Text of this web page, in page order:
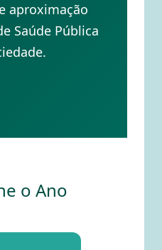
aproximação
Saúde Pública
o Ano